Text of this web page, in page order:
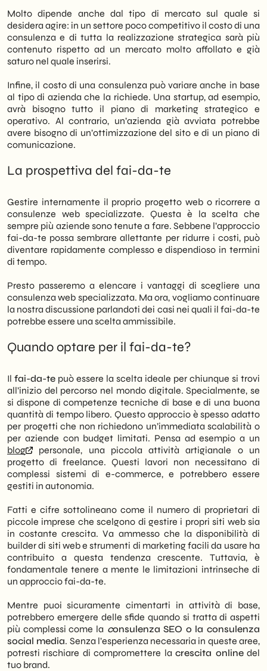
Molto dipende anche dal tipo di mercato sul quale si
desidera agire: in un settore poco competitivo il costo di una
consulenza e di tutta la realizzazione strategica sarà più
contenuto rispetto ad un mercato molto affollato e già
saturo nel quale inserirsi.
Infine, il costo di una consulenza può variare anche in base
al tipo di azienda che la richiede. Una startup, ad esempio,
avrà bisogno tutto il piano di marketing strategico e
operativo. Al contrario, un’azienda già avviata potrebbe
avere bisogno di un’ottimizzazione del sito e di un piano di
comunicazione.
La prospettiva del fai-da-te
Gestire internamente il proprio progetto web o ricorrere a
consulenze web specializzate. Questa è la scelta che
sempre più aziende sono tenute a fare. Sebbene l’approccio
fai-da-te possa sembrare allettante per ridurre i costi, può
diventare rapidamente complesso e dispendioso in termini
di tempo.
Presto passeremo a elencare i vantaggi di scegliere una
consulenza web specializzata. Ma ora, vogliamo continuare
la nostra discussione parlandoti dei casi nei quali il fai-da-te
potrebbe essere una scelta ammissibile.
Quando optare per il fai-da-te?
Il fai-da-te può essere la scelta ideale per chiunque si trovi
all’inizio del percorso nel mondo digitale. Specialmente, se
si dispone di competenze tecniche di base e di una buona
quantità di tempo libero. Questo approccio è spesso adatto
per progetti che non richiedono un’immediata scalabilità o
per aziende con budget limitati. Pensa ad esempio a un
blog
personale, una piccola attività artigianale o un
progetto di freelance. Questi lavori non necessitano di
complessi sistemi di e-commerce, e potrebbero essere
gestiti in autonomia.
Fatti e cifre sottolineano come il numero di proprietari di
piccole imprese che scelgono di gestire i propri siti web sia
in costante crescita. Va ammesso che la disponibilità di
builder di siti web e strumenti di marketing facili da usare ha
contribuito a questa tendenza crescente. Tuttavia, è
fondamentale tenere a mente le limitazioni intrinseche di
un approccio fai-da-te.
Mentre puoi sicuramente cimentarti in attività di base,
potrebbero emergere delle sfide quando si tratta di aspetti
più complessi come la consulenza SEO o la consulenza
social media. Senza l’esperienza necessaria in queste aree,
potresti rischiare di compromettere lacrescita onlinedel
tuo brand.